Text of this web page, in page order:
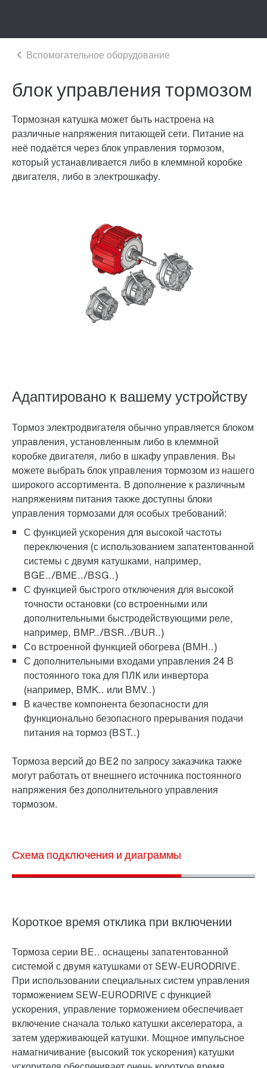
блок управления тормозом
Тормозная катушка может быть настроена на
различные напряжения питающей сети. Питание на
неё подаётся через блок управления тормозом,
который устанавливается либо в клеммной коробке
двигателя, либо в электрошкафу.
Адаптировано к вашему устройству
Тормоз электродвигателя обычно управляется блоком
управления, установленным либо в клеммной
коробке двигателя, либо в шкафу управления. Вы
можете выбрать блок управления тормозом из нашего
широкого ассортимента. В дополнение к различным
напряжениям питания также доступны блоки
управления тормозами для особых требований:
С функцией ускорения для высокой частоты
переключения (с использованием запатентованной
системы с двумя катушками, например,
BGE../BME../BSG..)
С функцией быстрого отключения для высокой
точности остановки (со встроенными или
дополнительными быстродействующими реле,
например, BMP../BSR../BUR..)
Со встроенной функцией обогрева (BMH..)
С дополнительными входами управления 24 В
постоянного тока для ПЛК или инвертора
(например, BMK.. или BMV..)
В качестве компонента безопасности для
функционально безопасного прерывания подачи
питания на тормоз (BST..)
Тормоза версий до BE2 по запросу заказчика также
могут работать от внешнего источника постоянного
напряжения без дополнительного управления
тормозом.
Схема подключения и диаграммы
Короткое время отклика при включении
Тормоза серии BE.. оснащены запатентованной
системой с двумя катушками от SEW‑EURODRIVE.
При использовании специальных систем управления
торможением SEW‑EURODRIVE с функцией
ускорения, управление торможением обеспечивает
включение сначала только катушки акселератора, а
затем удерживающей катушки. Мощное импульсное
намагничивание (высокий ток ускорения) катушки